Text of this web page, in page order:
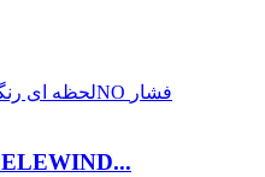
رنگارنگ لحظه ای ELEWIND...